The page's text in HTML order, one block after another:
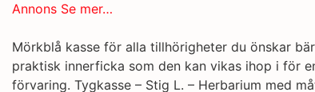
Annons Se mer…
Mörkblå kasse för alla tillhörigheter du önskar
praktisk innerficka som den kan vikas ihop i för
förvaring. Tygkasse – Stig L. – Herbarium med